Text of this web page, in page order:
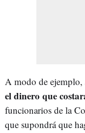
A modo de ejemplo,
el dinero que
funcionarios de la
que supondrá que